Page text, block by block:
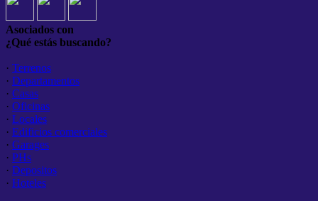
Asociados con
¿Qué estás buscando?
· Terrenos
· Departamentos
· Casas
· Oficinas
· Locales
· Edificios comerciales
· Garages
· PHs
· Depositos
· Hoteles